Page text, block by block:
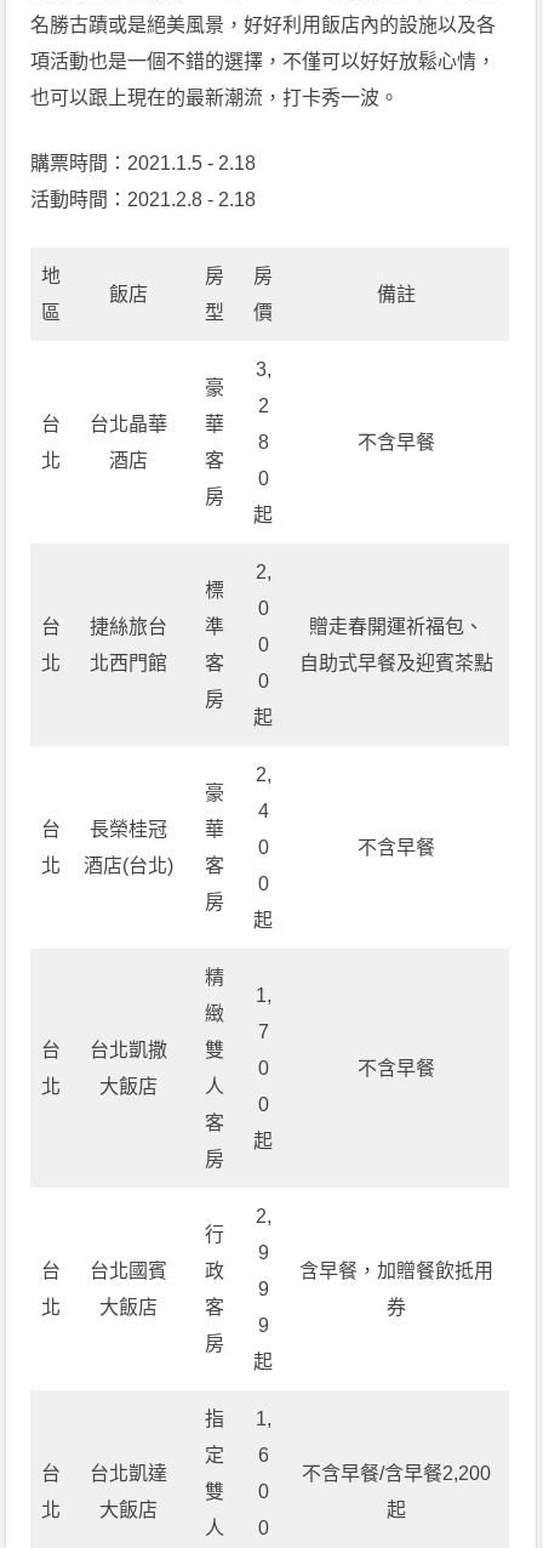
名勝古蹟或是絕美風景，好好利用飯店內的設施以及各
項活動也是一個不錯的選擇，不僅可以好好放鬆心情，
也可以跟上現在的最新潮流，打卡秀一波。
購票時間：2021.1.5 - 2.18
活動時間：2021.2.8 - 2.18
地
區
飯店
房
型
房
價
備註
台
北
台北晶華
酒店
豪
華
客
房
3,
2
8
0
起
不含早餐
台
北
捷絲旅台
北西門館
標
準
客
房
2,
0
0
0
起
贈走春開運祈福包、
自助式早餐及迎賓茶點
台
北
長榮桂冠
酒店(台北)
豪
華
客
房
2,
4
0
0
起
不含早餐
台
北
台北凱撒
大飯店
精
緻
雙
人
客
房
1,
7
0
0
起
不含早餐
台
北
台北國賓
大飯店
行
政
客
房
2,
9
9
9
起
含早餐，加贈餐飲抵用
券
台
北
台北凱達
大飯店
指
定
雙
人
1,
6
0
0
不含早餐/含早餐2,200
起